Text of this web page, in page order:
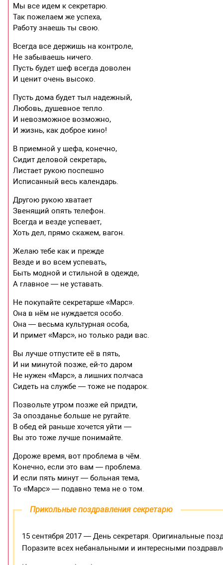
Мы все идем к секретарю.
Так пожелаем же успеха,
Работу знаешь ты свою.
Всегда все держишь на контроле,
Не забываешь ничего.
Пусть будет шеф всегда доволен
И ценит очень высоко.
Пусть дома будет тыл надежный,
Любовь, душевное тепло.
И невозможное возможно,
И жизнь, как доброе кино!
В приемной у шефа, конечно,
Сидит деловой секретарь,
Листает рукою поспешно
Исписанный весь календарь.
Другою рукою хватает
Звенящий опять телефон.
Всегда и везде успевает,
Хоть дел, прямо скажем, вагон.
Желаю тебе как и прежде
Везде и во всем успевать,
Быть модной и стильной в одежде,
А главное — не уставать.
Не покупайте секретарше «Марс».
Она в нём не нуждается особо.
Она — весьма культурная особа,
И примет «Марс», но только ради вас.
Вы лучше отпустите её в пять,
И ни минутой позже, ей-то даром
Не нужен «Марс», а лишних полчаса
Сидеть на службе — тоже не подарок.
Позвольте утром позже ей придти,
За опозданье больше не ругайте.
В обед ей раньше хочется уйти —
Вы это тоже лучше понимайте.
Дороже время, вот проблема в чём.
Конечно, если это вам — проблема.
И если пять минут — больная тема,
То «Марс» — подавно тема не о том.
Прикольные поздравления секретарю
15 сентября 2017 — День секретаря. Оригинальные
Поразите всех небанальными и интересными